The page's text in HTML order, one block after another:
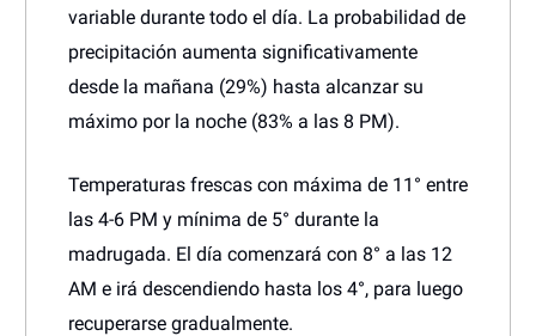
variable durante todo el día. La probabilidad de
precipitación aumenta significativamente
desde la mañana (29%) hasta alcanzar su
máximo por la noche (83% a las 8 PM).
Temperaturas frescas con máxima de 11° entre
las 4-6 PM y mínima de 5° durante la
madrugada. El día comenzará con 8° a las 12
AM e irá descendiendo hasta los 4°, para luego
recuperarse gradualmente.